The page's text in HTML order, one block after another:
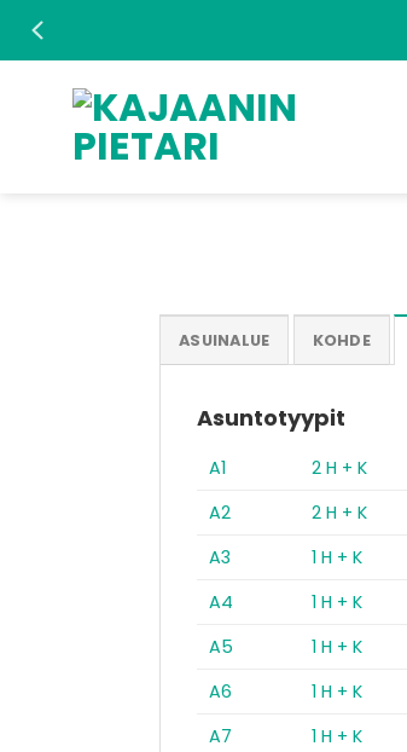
ASUINALUE KOHDE
Asuntotyypit
A1 2 H + K
A2
2 H + K
A3
1 H + K
A4
1 H + K
A5
1 H + K
A6
1 H + K
A7
1 H + K